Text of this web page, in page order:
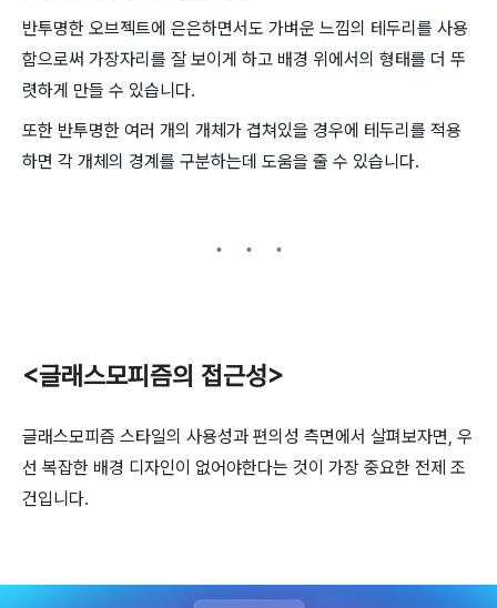
반투명한 오브젝트에 은은하면서도 가벼운 느낌의 테두리를 사용
함으로써 가장자리를 잘 보이게 하고 배경 위에서의 형태를 더 뚜
렷하게 만들 수 있습니다.
또한 반투명한 여러 개의 개체가 겹쳐있을 경우에 테두리를 적용
하면 각 개체의 경계를 구분하는데 도움을 줄 수 있습니다.
<글래스모피즘의 접근성>
글래스모피즘 스타일의 사용성과 편의성 측면에서 살펴보자면, 우
선 복잡한 배경 디자인이 없어야한다는 것이 가장 중요한 전제 조
건입니다.